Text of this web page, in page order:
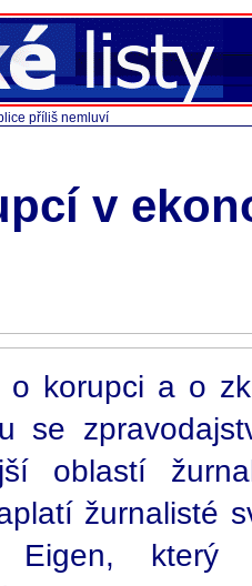
příliš nemluví
v
o korupci a o
se
oblastí
žurnalisté
který